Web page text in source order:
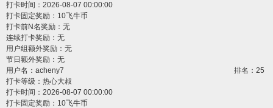
打卡时间：2026-08-07 00:00:00
打卡固定奖励：10飞牛币
打卡前N名奖励：无
连续打卡奖励：无
用户组额外奖励：无
节日额外奖励：无
用户名： acheny7
排名：25
打卡等级：热心大叔
打卡时间：2026-08-07 00:00:00
打卡固定奖励：10飞牛币